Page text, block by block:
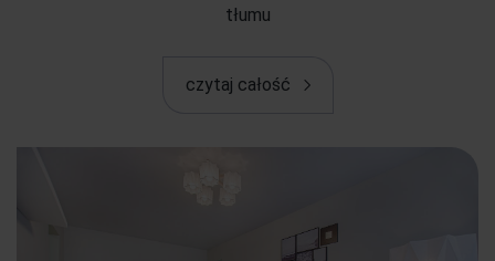
tłumu
czytaj całość